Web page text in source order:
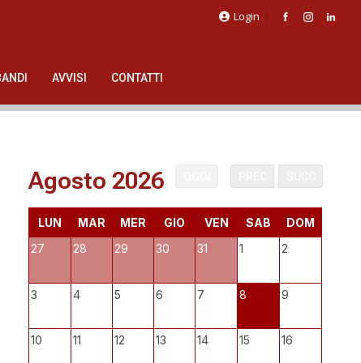
Login
AVVISI CONTATTI
Agosto 2026
LUN MAR MER GIO VEN SAB
DOM
27
28 29 30 31 1 2
3 4 5 6 7 8 9
10 11 12 13 14 15 16